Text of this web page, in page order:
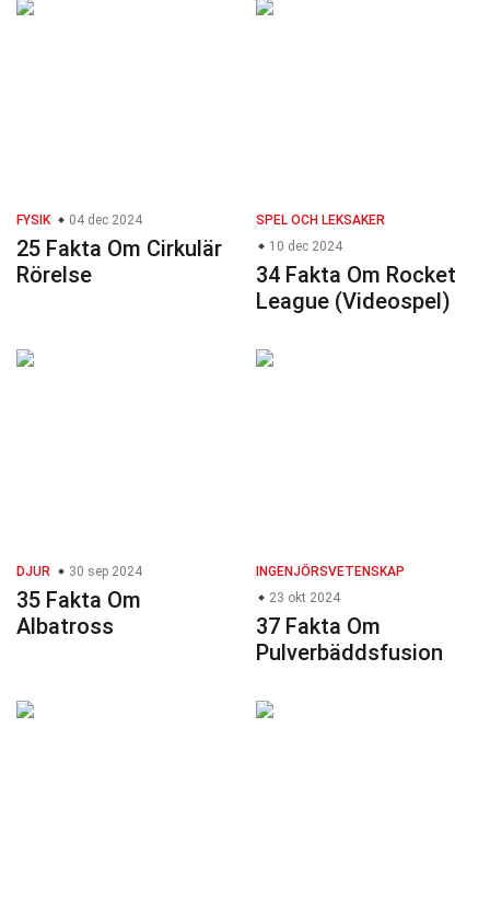
FYSIK 04 dec 2024
25 Fakta Om Cirkulär
Rörelse
SPEL OCH LEKSAKER
10 dec 2024
34 Fakta Om Rocket
League (Videospel)
DJUR 30 sep 2024
35 Fakta Om
Albatross
INGENJÖRSVETENSKAP
23 okt 2024
37 Fakta Om
Pulverbäddsfusion